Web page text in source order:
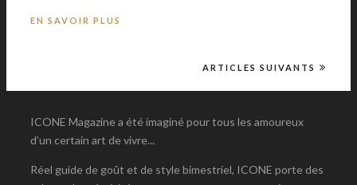
EN SAVOIR PLUS
ARTICLES SUIVANTS
ICONE Magazine a été imaginé pour tous les amoureux
d’un certain art de vivre...
Réel guide de goût et de style bimestriel, ICONE porte des